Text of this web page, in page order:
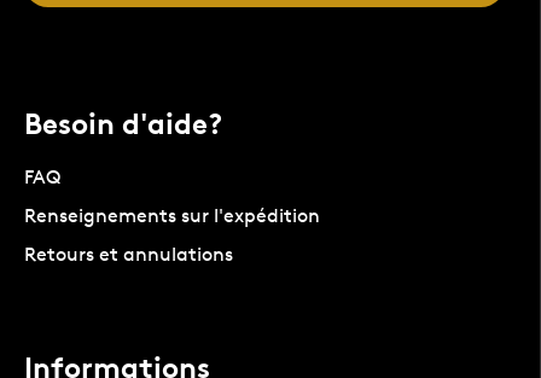
Besoin d'aide?
FAQ
Renseignements sur l'expédition
Retours et annulations
Informations